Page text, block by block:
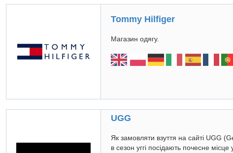
Tommy Hilfiger
Магазин одягу.
UGG
Як замовляти взуття на сайті UGG
в сезон уггі посідають почесне